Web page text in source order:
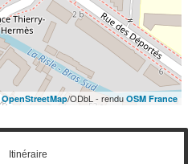
OpenStreetMap/ODbL - rendu OSM France
Itinéraire